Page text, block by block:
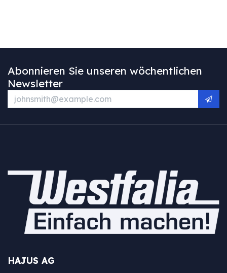
Abonnieren Sie unseren wöchentlichen
Newsletter
HAJUS AG